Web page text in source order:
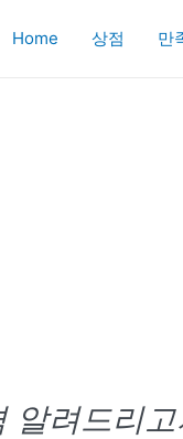
Home 상점 만
알려드리